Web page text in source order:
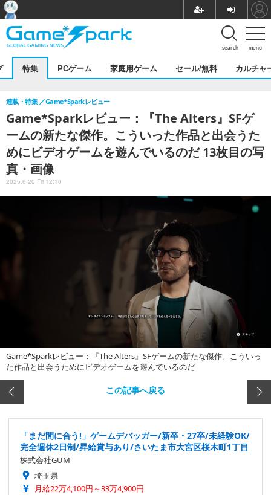
menu
search
特集 PCゲーム 家庭用ゲーム セール/無料 カルチャ
Game*Sparkレビュー：『The Alters』SFゲ
ームの新たな傑作。こういった作品と出会うた
めにビデオゲームを遊んでいるのだ 13枚目の写
真・画像
連載・特集 Game*Sparkレビュー
2025.6.20 Fri 12:10
Game*Sparkレビュー：『The Alters』SFゲームの新たな傑作。こういっ
た作品と出会うためにビデオゲームを遊んでいるのだ
この記事へ戻る
「まだ間に合う!」ゲームデバッガー/新卒・27卒/未経験OK/
完全週休2日制/昇給賞与あり/さいたま市大宮区桜木町1丁目
株式会社GUM
埼玉県
月給22万4,100円～33万4,900円